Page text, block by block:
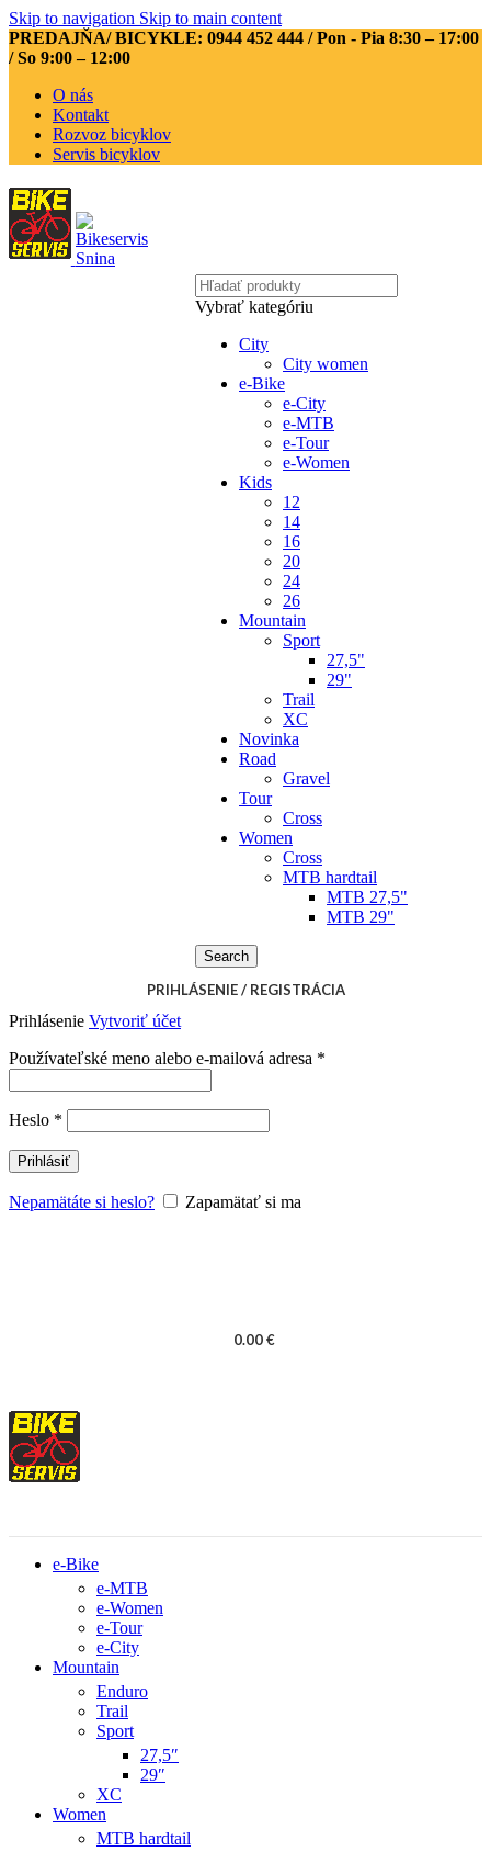
Skip to navigation Skip to main content
PREDAJŇA/ BICYKLE: 0944 452 444 / Pon - Pia 8:30 – 17:00
/ So 9:00 – 12:00
O nás
Kontakt
Rozvoz bicyklov
Servis bicyklov
Vybrať kategóriu
City
City women
e-Bike
e-City
e-MTB
e-Tour
e-Women
Kids
12
14
16
20
24
26
Mountain
Sport
27,5"
29"
Trail
XC
Novinka
Road
Gravel
Tour
Cross
Women
Cross
MTB hardtail
MTB 27,5"
MTB 29"
Search
PRIHLÁSENIE / REGISTRÁCIA
Prihlásenie Vytvoriť účet
Používateľské meno alebo e-mailová adresa *
Heslo *
Prihlásiť
Nepamätáte si heslo? Zapamätať si ma
0.00€
e-Bike
e-MTB
e-Women
e-Tour
e-City
Mountain
Enduro
Trail
Sport
27,5″
29″
XC
Women
MTB hardtail